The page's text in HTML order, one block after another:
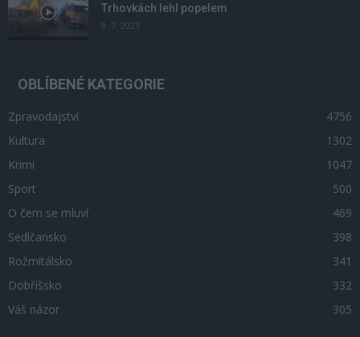
Trhovkách lehl popelem
8. 7. 2023
OBLÍBENÉ KATEGORIE
Zpravodajství
4756
Kultura
1302
Krimi
1047
Sport
500
O čem se mluví
469
Sedlčansko
398
Rožmitálsko
341
Dobříšsko
332
Váš názor
305